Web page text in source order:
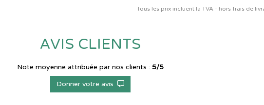
Tous les prix incluent la TVA - hors frais de
AVIS CLIENTS
Note moyenne attribuée par nos clients : 5/5
Donner votre avis